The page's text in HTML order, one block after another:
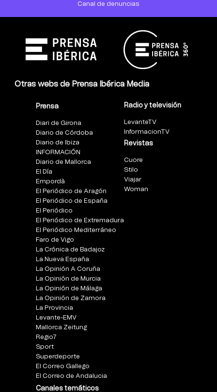
Canal de denuncias
Otras webs de Prensa Ibérica Media
Prensa
Diari de Girona
Diario de Córdoba
Diario de Ibiza
INFORMACIÓN
Diario de Mallorca
El Día
Empordà
El Periódico de Aragón
El Periódico de España
El Periódico
El Periódico de Extremadura
El Periódico Mediterráneo
Faro de Vigo
La Crónica de Badajoz
La Nueva España
La Opinión A Coruña
La Opinión de Murcia
La Opinión de Málaga
La Opinión de Zamora
La Provincia
Levante-EMV
Mallorca Zeitung
Regio7
Sport
Superdeporte
El Correo Gallego
El Correo de Andalucia
Canales temáticos
Radio y televisión
LevanteTV
InformacionTV
Revistas
Cuore
Stilo
Viajar
Woman